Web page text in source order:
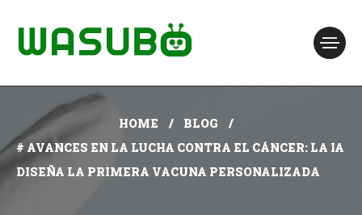
HOME
BLOG
# AVANCES EN LA LUCHA CONTRA EL CÁNCER: LA IA
DISEÑA LA PRIMERA VACUNA PERSONALIZADA